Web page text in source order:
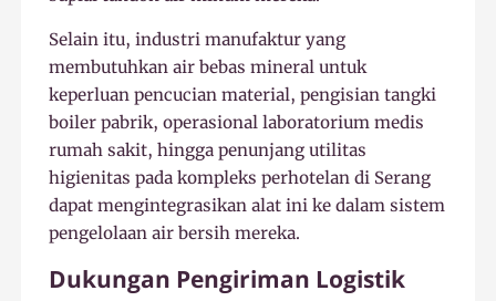
Selain itu, industri manufaktur yang
membutuhkan air bebas mineral untuk
keperluan pencucian material, pengisian tangki
boiler pabrik, operasional laboratorium medis
rumah sakit, hingga penunjang utilitas
higienitas pada kompleks perhotelan di Serang
dapat mengintegrasikan alat ini ke dalam sistem
pengelolaan air bersih mereka.
Dukungan Pengiriman Logistik